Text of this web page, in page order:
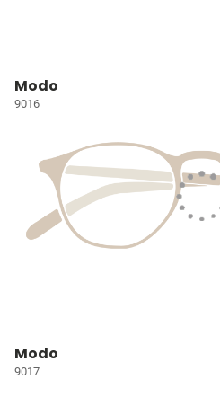
Modo
9016
Modo
9017